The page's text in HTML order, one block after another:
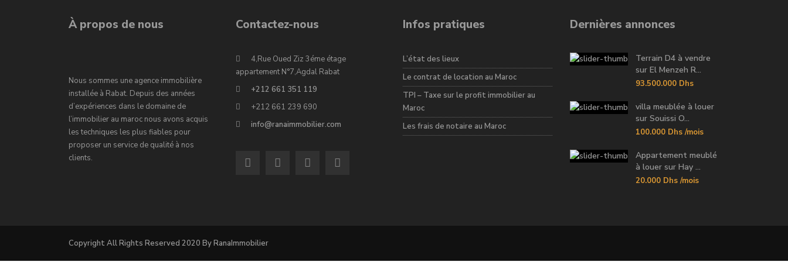
À propos de nous
Nous sommes une agence immobilière
installée à Rabat. Depuis des années
d’expériences dans le domaine de
l’immobilier au maroc nous avons acquis
les techniques les plus fiables pour
proposer un service de qualité à nos
clients.
Contactez-nous
4,Rue Oued Ziz 3éme étage
appartement N°7,Agdal Rabat
+212 661 351 119
+212 661 239 690
info@ranaimmobilier.com
Infos pratiques
L’état des lieux
Le contrat de location au Maroc
TPI – Taxe sur le profit immobilier au
Maroc
Les frais de notaire au Maroc
Dernières annonces
Terrain D4 à vendre
sur El Menzeh R...
93.500.000 Dhs
villa meublée à louer
sur Souissi O...
100.000 Dhs /mois
Appartement meublé
à louer sur Hay ...
20.000 Dhs /mois
Copyright All Rights Reserved 2020 By RanaImmobilier